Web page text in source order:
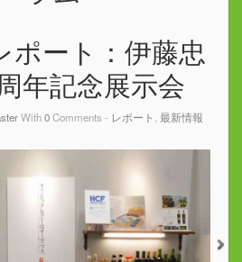
ポート：伊藤忠
年記念展示会
With0Comments - レポート , 最新情報